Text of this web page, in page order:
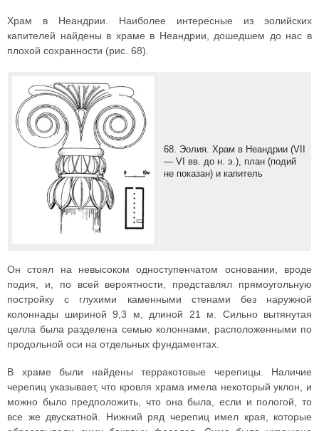
Храм в Неандрии. Наиболее интересные из эолийских
капителей найдены в храме в Неандрии, дошедшем до нас в
плохой сохранности (рис. 68).
68. Эолия. Храм в Неандрии (VII
— VI вв. до н. э.), план (подий
не показан) и капитель
Он стоял на невысоком одноступенчатом основании, вроде
подия, и, по всей вероятности, представлял прямоугольную
постройку с глухими каменными стенами без наружной
колоннады шириной 9,3 м, длиной 21 м. Сильно вытянутая
целла была разделена семью колоннами, расположенными по
продольной оси на отдельных фундаментах.
В храме были найдены терракотовые черепицы. Наличие
черепиц указывает, что кровля храма имела некоторый уклон, и
можно было предположить, что она была, если и пологой, то
все же двускатной. Нижний ряд черепиц имел края, которые